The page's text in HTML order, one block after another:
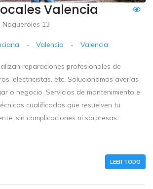
Valencia
13
- Valencia - Valencia
reparaciones profesionales de
electricistas, etc. Solucionamos averías
o negocio. Servicios de mantenimiento e
cualificados que resuelven tu
sin complicaciones ni sorpresas.
LEER TODO